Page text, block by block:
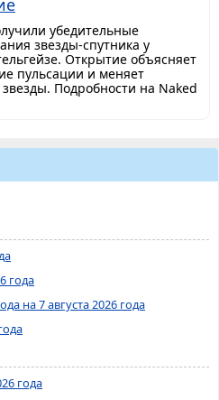
убедительные
звезды-спутника у
Открытие объясняет
пульсации и меняет
Подробности на Naked
года
на 7 августа 2026 года
года